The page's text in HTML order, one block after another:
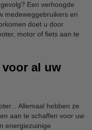
Een verhoogde
medeweggebruikers en
doet u door
motor of fiets aan te
al uw
Allemaal hebben ze
aan te schaffen voor uw
energiezuinige